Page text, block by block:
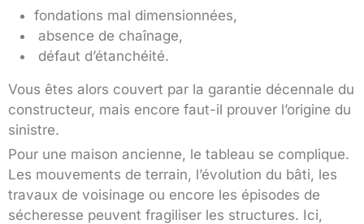
fondations mal dimensionnées,
absence de chaînage,
défaut d’étanchéité.
Vous êtes alors couvert par la garantie décennale du
constructeur, mais encore faut-il prouver l’origine du
sinistre.
Pour une maison ancienne, le tableau se complique.
Les mouvements de terrain, l’évolution du bâti, les
travaux de voisinage ou encore les épisodes de
sécheresse peuvent fragiliser les structures. Ici,